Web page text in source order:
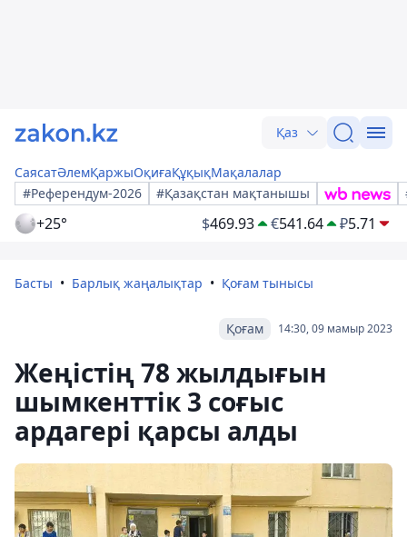
Қаз
СаясатӘлемҚаржыОқиғаҚұқықМақалалар
#Референдум-2026
#Қазақстан мақтанышы
+25° $469.93 €541.64 ₽5.71
Басты Барлық жаңалықтар Қоғам тынысы
14:30, 09 мамыр 2023
Қоғам
Жеңістің 78 жылдығын
шымкенттік 3 соғыс
ардагері қарсы алды